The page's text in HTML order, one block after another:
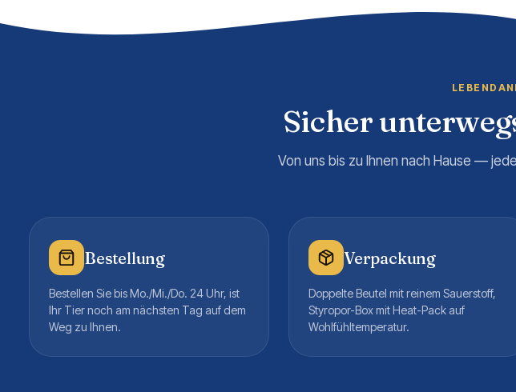
Sicher
Von uns bis zu Ihnen nach Hause —
Bestellung
Bestellen Sie bis Mo./Mi./Do. 24 Uhr, ist
Ihr Tier noch am nächsten Tag auf dem
Weg zu Ihnen.
Verpackung
Doppelte Beutel mit reinem Sauerstoff,
Styropor-Box mit Heat-Pack auf
Wohlfühltemperatur.